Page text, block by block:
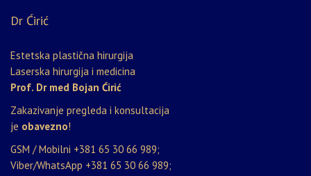
Dr Ćirić
Estetska plastična hirurgija
Laserska hirurgija i medicina
Prof. Dr med Bojan Ćirić
Zakazivanje pregleda i konsultacija
je obavezno!
GSM / Mobilni +381 65 30 66 989;
Viber/WhatsApp +381 65 30 66 989;